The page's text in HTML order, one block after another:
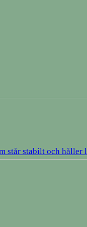
står stabilt och håller